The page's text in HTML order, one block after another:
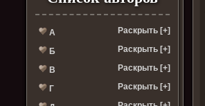
А Раскрыть [+]
Б Раскрыть [+]
В Раскрыть [+]
Г Раскрыть [+]